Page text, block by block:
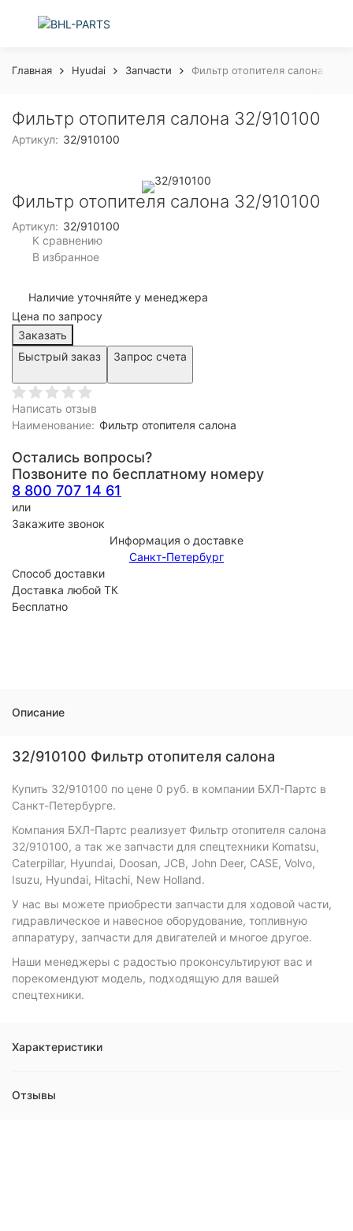
Главная Hyudai Запчасти Фильтр отопителя салона 32/
Фильтр отопителя салона 32/910100
Артикул: 32/910100
Фильтр отопителя салона 32/910100
Артикул: 32/910100
К сравнению
В избранное
Наличие уточняйте у менеджера
Цена по запросу
Заказать
Быстрый заказ
Запрос счета
Написать отзыв
Наименование: Фильтр отопителя салона
Остались вопросы?
Позвоните по бесплатному номеру
8 800 707 14 61
или
Закажите звонок
Информация о доставке
Санкт-Петербург
Способ доставки
Доставка любой ТК
Бесплатно
Описание
32/910100 Фильтр отопителя салона
Купить 32/910100 по цене 0 руб. в компании БХЛ-Партс в
Санкт-Петербурге.
Компания БХЛ-Партс реализует Фильтр отопителя салона
32/910100, а так же запчасти для спецтехники Komatsu,
Caterpillar, Hyundai, Doosan, JCB, John Deer, CASE, Volvo,
Isuzu, Hyundai, Hitachi, New Holland.
У нас вы можете приобрести запчасти для ходовой части,
гидравлическое и навесное оборудование, топливную
аппаратуру, запчасти для двигателей и многое другое.
Наши менеджеры с радостью проконсультируют вас и
порекомендуют модель, подходящую для вашей
спецтехники.
Характеристики
Отзывы